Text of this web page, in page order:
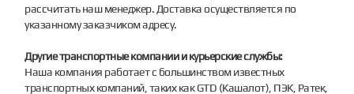
рассчитать наш менеджер. Доставка осуществляется по
указанному заказчиком адресу.
Другие транспортные компании и курьерские службы:
Наша компания работает с большинством известных
транспортных компаний, таких как GTD (Кашалот), ПЭК, Ратек,